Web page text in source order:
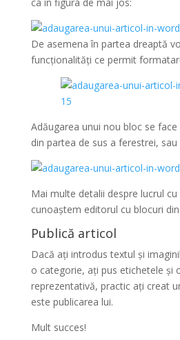
De asemena în partea dreaptă
funcționalități ce permit
Adăugarea unui nou bloc se
din partea de sus a ferestrei,
Mai multe detalii despre lucrul
cunoaștem editorul cu blocuri
Publică articol
Dacă ați introdus textul și
o categorie, ați pus etichetele și
reprezentativă, practic ați creat
este publicarea lui.
Mult succes!